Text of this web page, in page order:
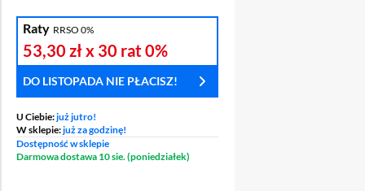
Raty RRSO 0%
53,30 złx 30 rat0%
DO LISTOPADA NIE PŁACISZ!
U Ciebie:już jutro!
W sklepie:już za godzinę!
Dostępność w sklepie
Darmowa dostawa 10 sie. (poniedziałek)